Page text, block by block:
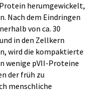
herumgewickelt,
Nach dem Eindringen
von ca. 30
in den Zellkern
wird die kompaktierte
wenige pVII-Proteine
der früh zu
menschliche